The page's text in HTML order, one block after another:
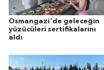
Osmangazi'de geleceğin
yüzücüleri sertifikalarını
aldı